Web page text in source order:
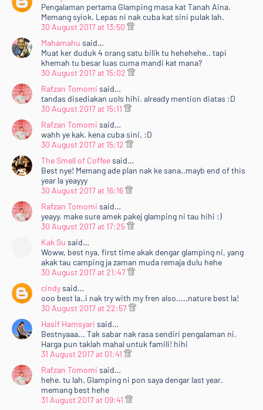
Pengalaman pertama Glamping masa kat Tanah Aina.
Memang syiok. Lepas ni nak cuba kat sini pulak lah.
30 August 2017 at 13:50
Mahamahu said…
Muat ker duduk 4 orang satu bilik tu hehehehe.. tapi
khemah tu besar luas cuma mandi kat mana?
30 August 2017 at 15:02
Rafzan Tomomi said…
tandas disediakan uols hihi. already mention diatas :D
30 August 2017 at 15:11
Rafzan Tomomi said…
wahh ye kak. kena cuba sini. :D
30 August 2017 at 15:12
The Smell of Coffeesaid…
Best nye! Memang ade plan nak ke sana..mayb end of this
year la yeayyy
30 August 2017 at 16:16
Rafzan Tomomi said…
yeayy. make sure amek pakej glamping ni tau hihi :)
30 August 2017 at 17:25
Kak Su said…
Woww, best nya, first time akak dengar glamping ni, yang
akak tau camping ja zaman muda remaja dulu hehe
30 August 2017 at 21:47
cindysaid…
ooo best la..i nak try with my fren also.....nature best la!
30 August 2017 at 22:57
Hasif Hamsyari said…
Bestnyaaa... Tak sabar nak rasa sendiri pengalaman ni.
Harga pun taklah mahal untuk famili! hihi
31 August 2017 at 01:41
Rafzan Tomomi said…
hehe. tu lah. Glamping ni pon saya dengar last year.
memang best hehe
31 August 2017 at 09:41